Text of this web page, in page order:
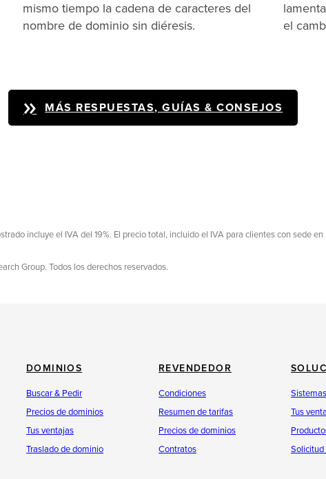
mismo tiempo la cadena de caracteres del
nombre de dominio sin diéresis.
el
MÁS RESPUESTAS, GUÍAS & CONSEJOS
incluye el IVA del 19%. El precio total, incluido el IVA para clientes con sede
Group. Todos los derechos reservados.
DOMINIOS
Buscar & Pedir
Precios de dominios
Tus ventajas
Traslado de dominio
REVENDEDOR
Condiciones
Resumen de tarifas
Precios de dominios
Contratos
Tus
Solicitud